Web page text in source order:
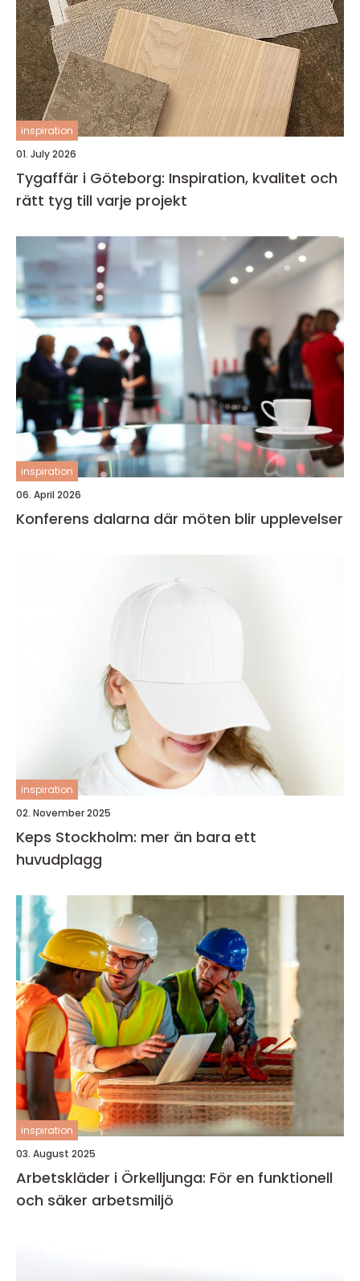
inspiration
01. July 2026
Tygaffär i Göteborg: Inspiration, kvalitet och
rätt tyg till varje projekt
inspiration
06. April 2026
Konferens dalarna där möten blir upplevelser
inspiration
02. November 2025
Keps Stockholm: mer än bara ett
huvudplagg
inspiration
03. August 2025
Arbetskläder i Örkelljunga: För en funktionell
och säker arbetsmiljö